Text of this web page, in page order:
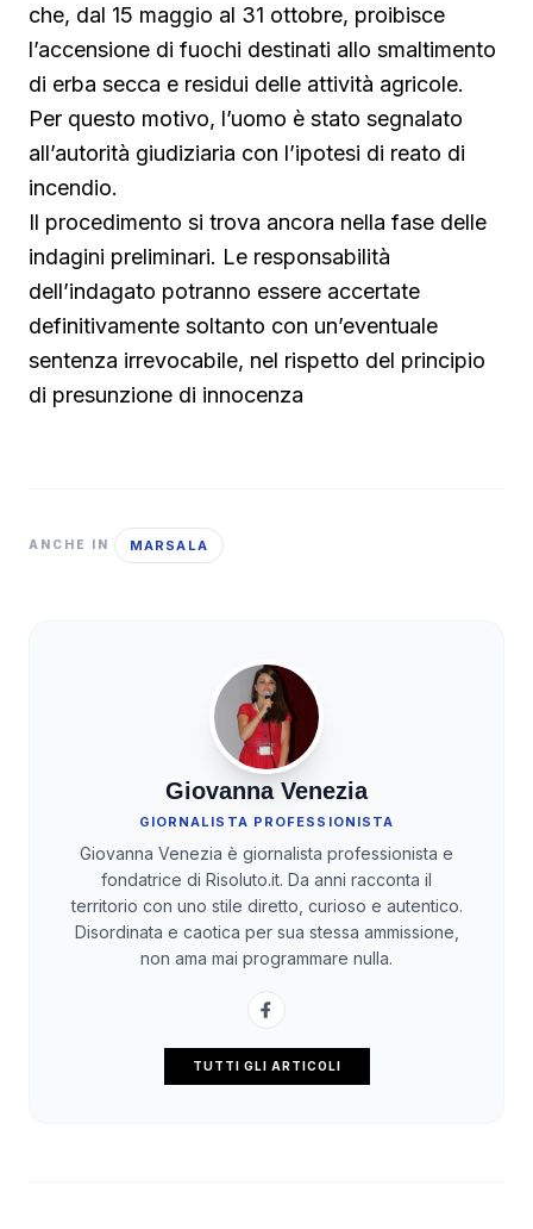
che, dal 15 maggio al 31 ottobre, proibisce
l’accensione di fuochi destinati allo smaltimento
di erba secca e residui delle attività agricole.
Per questo motivo, l’uomo è stato segnalato
all’autorità giudiziaria con l’ipotesi di reato di
incendio.
Il procedimento si trova ancora nella fase delle
indagini preliminari. Le responsabilità
dell’indagato potranno essere accertate
definitivamente soltanto con un’eventuale
sentenza irrevocabile, nel rispetto del principio
di presunzione di innocenza
ANCHE IN MARSALA
Giovanna Venezia
GIORNALISTA PROFESSIONISTA
Giovanna Venezia è giornalista professionista e
fondatrice di Risoluto.it. Da anni racconta il
territorio con uno stile diretto, curioso e autentico.
Disordinata e caotica per sua stessa ammissione,
non ama mai programmare nulla.
TUTTI GLI ARTICOLI